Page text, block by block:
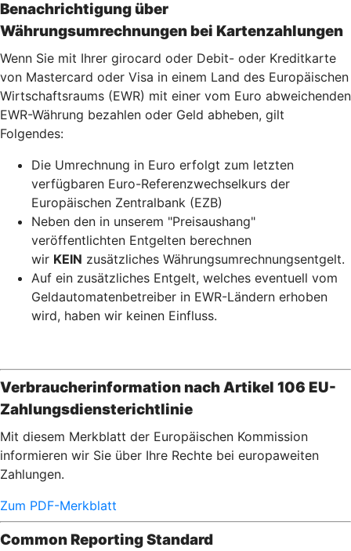
Benachrichtigung über
Währungsumrechnungen bei Kartenzahlungen
Wenn Sie mit Ihrer girocard oder Debit- oder Kreditkarte
von Mastercard oder Visa in einem Land des Europäischen
Wirtschaftsraums (EWR) mit einer vom Euro abweichenden
EWR-Währung bezahlen oder Geld abheben, gilt
Folgendes:
Die Umrechnung in Euro erfolgt zum letzten
verfügbaren Euro-Referenzwechselkurs der
Europäischen Zentralbank (EZB)
Neben den in unserem "Preisaushang"
veröffentlichten Entgelten berechnen
wir KEIN zusätzliches Währungsumrechnungsentgelt.
Auf ein zusätzliches Entgelt, welches eventuell vom
Geldautomatenbetreiber in EWR-Ländern erhoben
wird, haben wir keinen Einfluss.
Verbraucherinformation nach Artikel 106 EU-
Zahlungsdiensterichtlinie
Mit diesem Merkblatt der Europäischen Kommission
informieren wir Sie über Ihre Rechte bei europaweiten
Zahlungen.
Zum PDF-Merkblatt
Common Reporting Standard